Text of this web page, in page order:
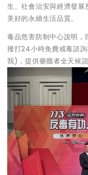
生、社會治安與經濟發
美好的永續生活品質。
毒品危害防制中心說明
撥打24小時免費戒毒諮
我)，提供藥癮者全天候